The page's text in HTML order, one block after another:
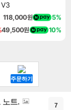
V3
118,000원 5%
49,500원 10%
노트. 7